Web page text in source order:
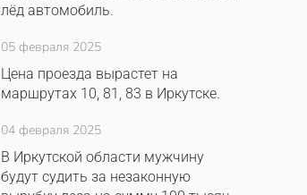
лёд автомобиль.
05 февраля 2025
Цена проезда вырастет на
маршрутах 10, 81, 83 в Иркутске.
04 февраля 2025
В Иркутской области мужчину
будут судить за незаконную